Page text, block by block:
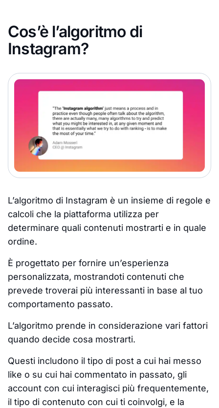
Cos’è l’algoritmo di
Instagram?
L’algoritmo di Instagram è un insieme di regole e
calcoli che la piattaforma utilizza per
determinare quali contenuti mostrarti e in quale
ordine.
È progettato per fornire un’esperienza
personalizzata, mostrandoti contenuti che
prevede troverai più interessanti in base al tuo
comportamento passato.
L’algoritmo prende in considerazione vari fattori
quando decide cosa mostrarti.
Questi includono il tipo di post a cui hai messo
like o su cui hai commentato in passato, gli
account con cui interagisci più frequentemente,
il tipo di contenuto con cui ti coinvolgi, e la